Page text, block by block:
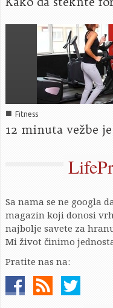
■ Fitness
12 minuta vežbe
Sa nama se ne googla
magazin koji donosi
najbolje savete za
Mi život činimo
Pratite nas na: